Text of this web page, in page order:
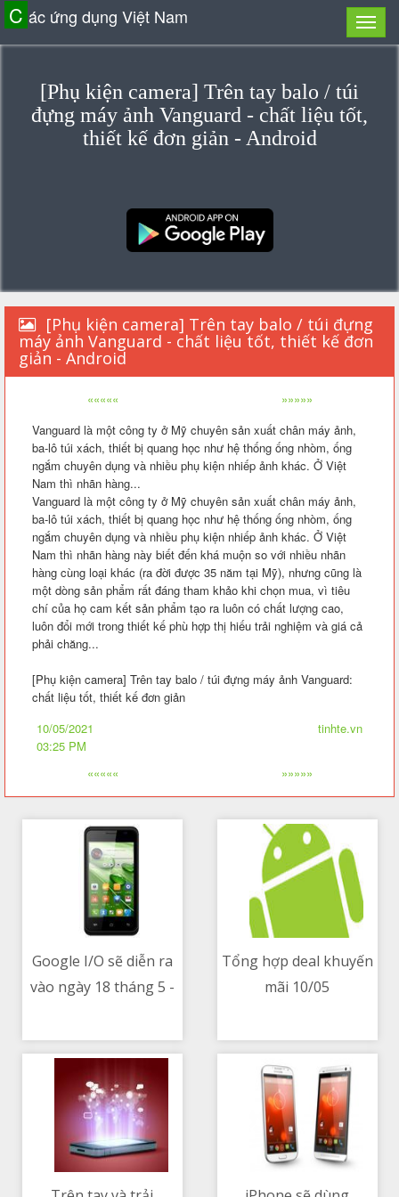
C ác ứng dụng Việt Nam
[Phụ kiện camera] Trên tay balo / túi
đựng máy ảnh Vanguard - chất liệu tốt,
thiết kế đơn giản - Android
[Phụ kiện camera] Trên tay balo / túi đựng
máy ảnh Vanguard - chất liệu tốt, thiết kế đơn
giản - Android
«««««
»»»»»
Vanguard là một công ty ở Mỹ chuyên sản xuất chân máy ảnh,
ba-lô túi xách, thiết bị quang học như hệ thống ống nhòm, ống
ngắm chuyên dụng và nhiều phụ kiện nhiếp ảnh khác. Ở Việt
Nam thì nhãn hàng...
Vanguard là một công ty ở Mỹ chuyên sản xuất chân máy ảnh,
ba-lô túi xách, thiết bị quang học như hệ thống ống nhòm, ống
ngắm chuyên dụng và nhiều phụ kiện nhiếp ảnh khác. Ở Việt
Nam thì nhãn hàng này biết đến khá muộn so với nhiều nhãn
hàng cùng loại khác (ra đời được 35 năm tại Mỹ), nhưng cũng là
một dòng sản phẩm rất đáng tham khảo khi chọn mua, vì tiêu
chí của họ cam kết sản phẩm tạo ra luôn có chất lượng cao,
luôn đổi mới trong thiết kế phù hợp thị hiếu trải nghiệm và giá cả
phải chăng...
[Phụ kiện camera] Trên tay balo / túi đựng máy ảnh Vanguard:
chất liệu tốt, thiết kế đơn giản
10/05/2021
03:25 PM
tinhte.vn
««««« »»»»»
Google I/O sẽ diễn ra
vào ngày 18 tháng 5 -
Buds A-series, Android
12
Tổng hợp deal khuyến
mãi 10/05